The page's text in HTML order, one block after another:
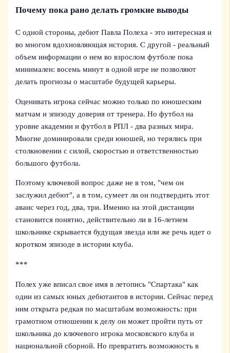
Почему пока рано делать громкие выводы
С одной стороны, дебют Павла Полеха - это интересная и
во многом вдохновляющая история. С другой - реальный
объем информации о нем во взрослом футболе пока
минимален: восемь минут в одной игре не позволяют
делать прогнозы о масштабе будущей карьеры.
Оценивать игрока сейчас можно только по юношеским
матчам и эпизоду доверия от тренера. Но футбол на
уровне академии и футбол в РПЛ - два разных мира.
Многие доминировали среди юношей, но терялись при
столкновении с силой, скоростью и ответственностью
большого футбола.
Поэтому ключевой вопрос даже не в том, "чем он
заслужил дебют", а в том, сумеет ли он подтвердить этот
аванс через год, два, три. Именно на этой дистанции
становится понятно, действительно ли в 16-летнем
школьнике скрывается будущая звезда или же речь идет о
коротком эпизоде в истории клуба.
***
Полех уже вписал свое имя в летопись "Спартака" как
один из самых юных дебютантов в истории. Сейчас перед
ним открыта редкая по масштабам возможность: при
грамотном отношении к делу он может пройти путь от
школьника до ключевого игрока московского клуба и
национальной сборной. Но превратить возможность в